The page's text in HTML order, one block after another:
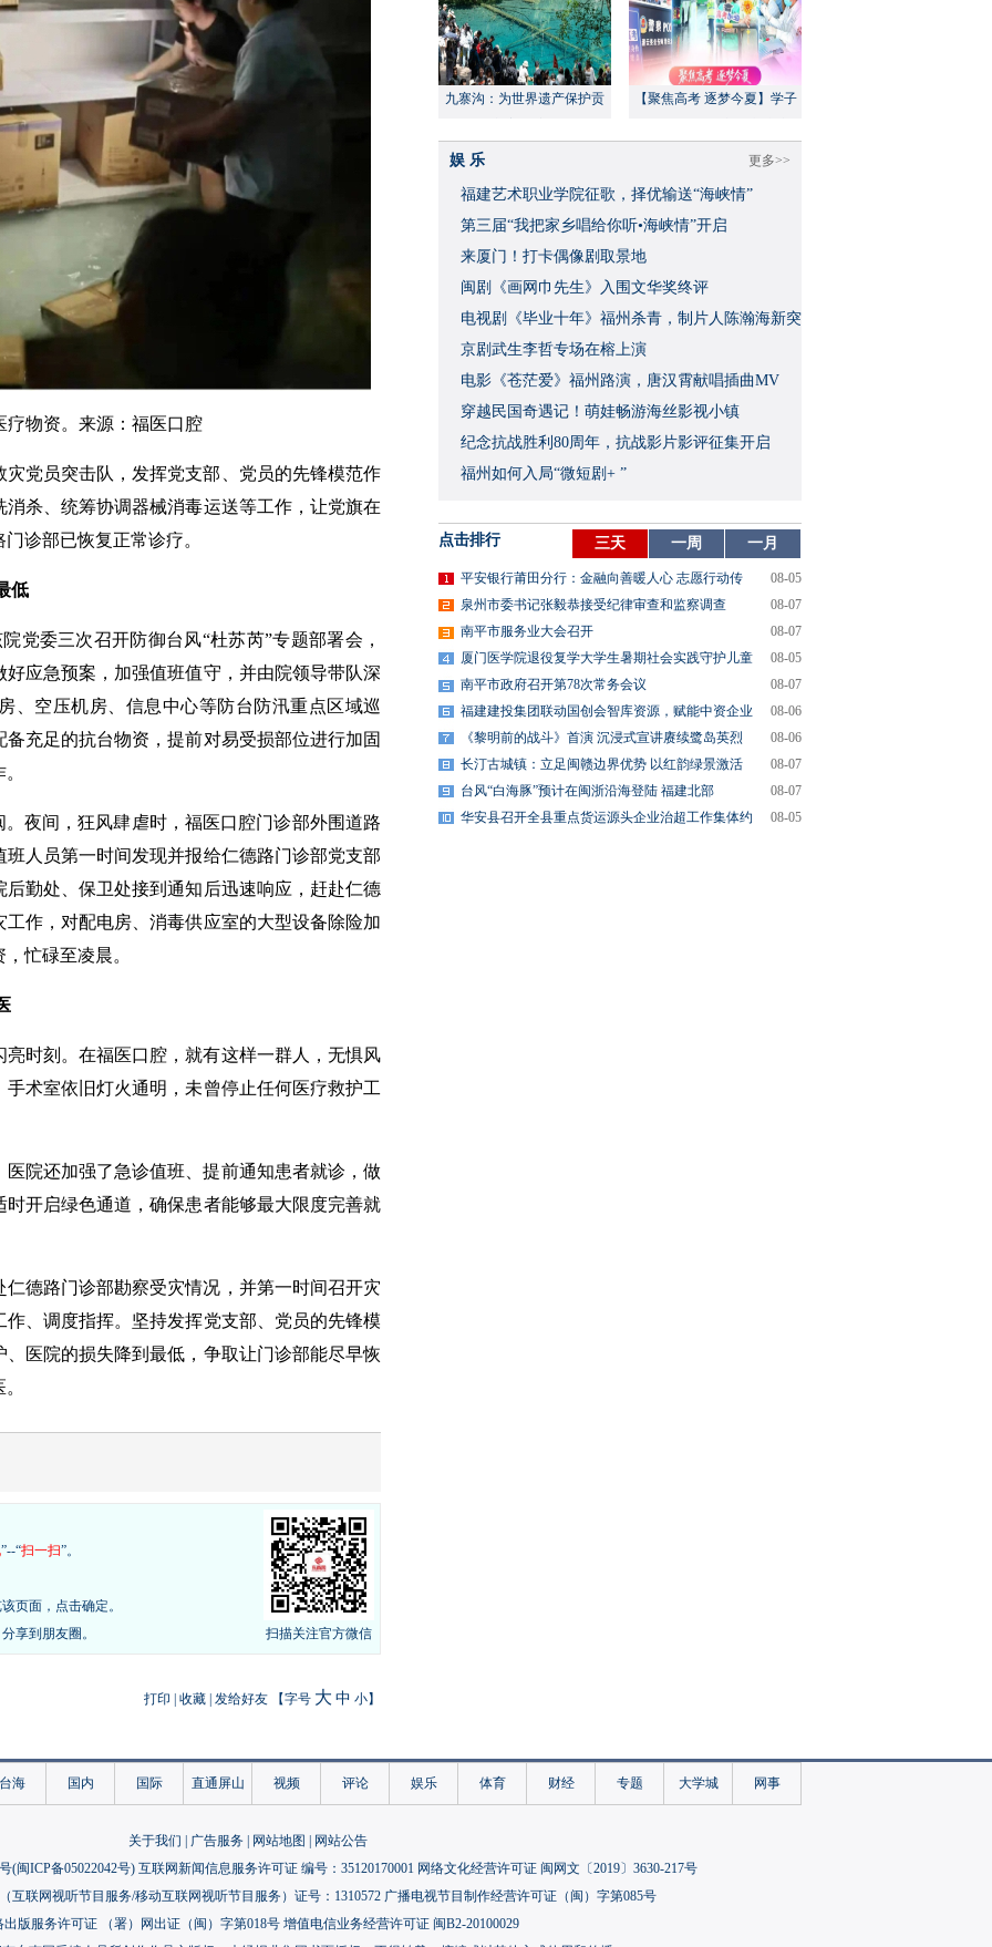
疗物资。来源：福医口腔
党员突击队，发挥党支部、党员的先锋模范作
杀、统筹协调器械消毒运送等工作，让党旗在
诊部已恢复正常诊疗。
低
党委三次召开防御台风“杜苏芮”专题部署会，
应急预案，加强值班值守，并由院领导带队深
、空压机房、信息中心等防台防汛重点区域巡
充足的抗台物资，提前对易受损部位进行加固
。夜间，狂风肆虐时，福医口腔门诊部外围道路
人员第一时间发现并报给仁德路门诊部党支部
勤处、保卫处接到通知后迅速响应，赶赴仁德
作，对配电房、消毒供应室的大型设备除险加
忙碌至凌晨。
时刻。在福医口腔，就有这样一群人，无惧风
术室依旧灯火通明，未曾停止任何医疗救护工
院还加强了急诊值班、提前通知患者就诊，做
开启绿色通道，确保患者能够最大限度完善就
仁德路门诊部勘察受灾情况，并第一时间召开灾
、调度指挥。坚持发挥党支部、党员的先锋模
医院的损失降到最低，争取让门诊部能尽早恢
扫描关注官方微信
”--“扫一扫”。
页面，点击确定。
享到朋友圈。
打印 收藏 发给好友 【字号 大 中 小】
九寨沟：为世界遗产保护贡
【聚焦高考 逐梦今夏】学子
更多>>
娱 乐
福建艺术职业学院征歌，择优输送“海峡情”
​第三届“我把家乡唱给你听•海峡情”开启
来厦门！打卡偶像剧取景地
闽剧《画网巾先生》入围文华奖终评
​电视剧《毕业十年》福州杀青，制片人陈瀚海新突
破
京剧武生李哲专场在榕上演
​电影《苍茫爱》福州路演，唐汉霄献唱插曲MV
穿越民国奇遇记！萌娃畅游海丝影视小镇
​纪念抗战胜利80周年，抗战影片影评征集开启
福州如何入局“微短剧+ ”
点击排行 三天 一周 一月
平安银行莆田分行：金融向善暖人心 志愿行动传
08-05
泉州市委书记张毅恭接受纪律审查和监察调查
08-07
南平市服务业大会召开
08-07
厦门医学院退役复学大学生暑期社会实践守护儿童
08-05
南平市政府召开第78次常务会议
08-07
福建建投集团联动国创会智库资源，赋能中资企业
08-06
《黎明前的战斗》首演 沉浸式宣讲赓续鹭岛英烈
08-06
长汀古城镇：立足闽赣边界优势 以红韵绿景激活
08-07
台风“白海豚”预计在闽浙沿海登陆 福建北部
08-07
华安县召开全县重点货运源头企业治超工作集体约
08-05
海 国内 国际 直通屏山 视频 评论 娱乐 体育 财经 专题 大学城 网事
关于我们 广告服务 网站地图
网站公告
(闽ICP备05022042号) 互联网新闻信息服务许可证 编号：35120170001 网络文化经营许可证 闽网文〔2019〕3630-217号
互联网视听节目服务/移动互联网视听节目服务）证号：1310572 广播电视节目制作经营许可证（闽）字第085号
出版服务许可证 （署）网出证（闽）字第018号 增值电信业务经营许可证 闽B2-20100029